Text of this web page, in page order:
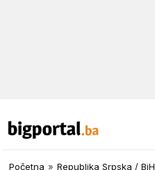
Početna » Republika Srpska / BiH